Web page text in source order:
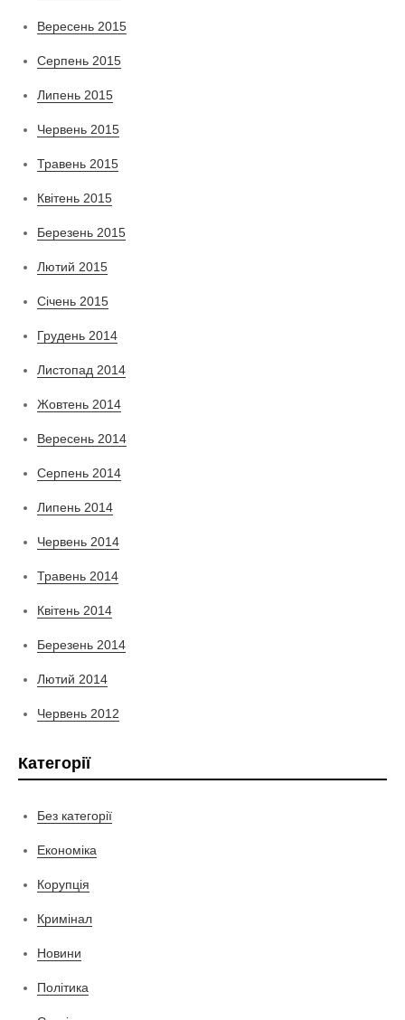
Вересень 2015
Серпень 2015
Липень 2015
Червень 2015
Травень 2015
Квітень 2015
Березень 2015
Лютий 2015
Січень 2015
Грудень 2014
Листопад 2014
Жовтень 2014
Вересень 2014
Серпень 2014
Липень 2014
Червень 2014
Травень 2014
Квітень 2014
Березень 2014
Лютий 2014
Червень 2012
Категорії
Без категорії
Економіка
Корупція
Кримінал
Новини
Політика